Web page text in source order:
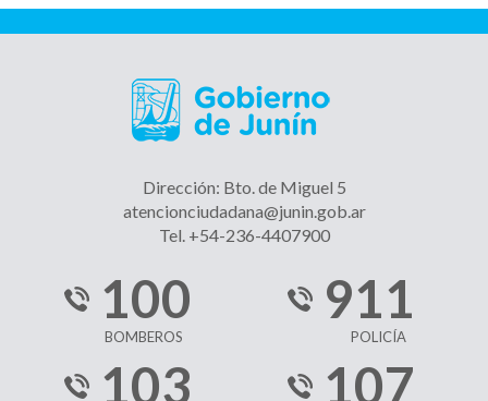
Dirección: Bto. de Miguel 5
atencionciudadana@junin.gob.ar
Tel. +54-236-4407900
100
BOMBEROS
911
POLICÍA
103 107